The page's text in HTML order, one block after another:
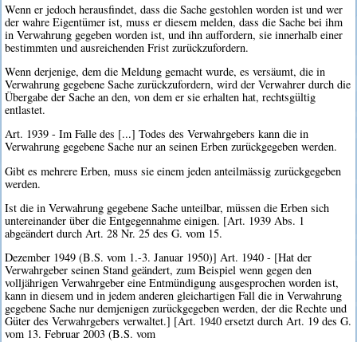
Wenn er jedoch herausfindet, dass die Sache gestohlen worden ist und wer
der wahre Eigentümer ist, muss er diesem melden, dass die Sache bei ihm
in Verwahrung gegeben worden ist, und ihn auffordern, sie innerhalb einer
bestimmten und ausreichenden Frist zurückzufordern.
Wenn derjenige, dem die Meldung gemacht wurde, es versäumt, die in
Verwahrung gegebene Sache zurückzufordern, wird der Verwahrer durch die
Übergabe der Sache an den, von dem er sie erhalten hat, rechtsgültig
entlastet.
Art. 1939 - Im Falle des [...] Todes des Verwahrgebers kann die in
Verwahrung gegebene Sache nur an seinen Erben zurückgegeben werden.
Gibt es mehrere Erben, muss sie einem jeden anteilmässig zurückgegeben
werden.
Ist die in Verwahrung gegebene Sache unteilbar, müssen die Erben sich
untereinander über die Entgegennahme einigen. [Art. 1939 Abs. 1
abgeändert durch Art. 28 Nr. 25 des G. vom 15.
Dezember 1949 (B.S. vom 1.-3. Januar 1950)] Art. 1940 - [Hat der
Verwahrgeber seinen Stand geändert, zum Beispiel wenn gegen den
volljährigen Verwahrgeber eine Entmündigung ausgesprochen worden ist,
kann in diesem und in jedem anderen gleichartigen Fall die in Verwahrung
gegebene Sache nur demjenigen zurückgegeben werden, der die Rechte und
Güter des Verwahrgebers verwaltet.] [Art. 1940 ersetzt durch Art. 19 des G.
vom 13. Februar 2003 (B.S. vom